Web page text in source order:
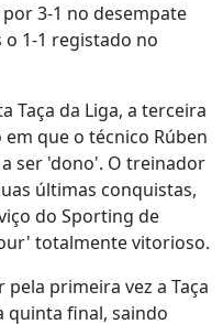
3-1 no desempate
1-1 registado no
Taça da Liga, a terceira
que o técnico Rúben
ser 'dono'. O treinador
últimas conquistas,
do Sporting de
totalmente vitorioso.
pela primeira vez a Taça
quinta final, saindo